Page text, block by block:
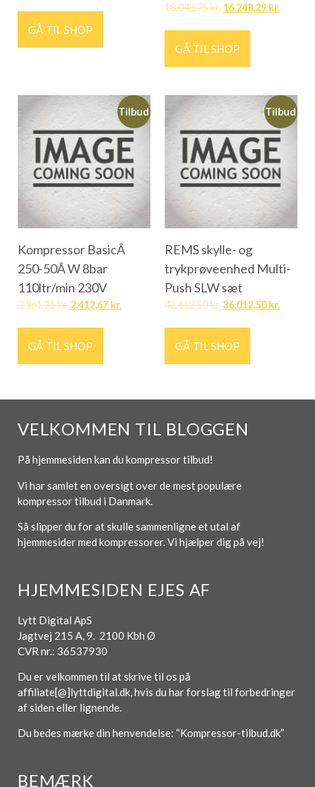
GÅ TIL SHOP
18.048,75kr. 16.248,29 kr.
GÅ TIL SHOP
Tilbud
Kompressor BasicÂ
250-50Â W 8bar
110ltr/min 230V
3.361,25kr. 2.412,67 kr.
GÅ TIL SHOP
Tilbud
REMS skylle- og
trykprøveenhed Multi-
Push SLW sæt
42.612,50kr.36.012,50kr.
GÅ TIL SHOP
VELKOMMEN TIL BLOGGEN
På hjemmesiden kan du kompressor tilbud!
Vi har samlet en oversigt over de mest populære
kompressor tilbud i Danmark.
Så slipper du for at skulle sammenligne et utal af
hjemmesider med kompressorer. Vi hjælper dig på vej!
HJEMMESIDEN EJES AF
Lytt Digital ApS
Jagtvej 215 A, 9. 2100 Kbh Ø
CVR nr.: 36537930
Du er velkommen til at skrive til os på
affiliate[@]lyttdigital.dk, hvis du har forslag til forbedringer
af siden eller lignende.
Du bedes mærke din henvendelse: “Kompressor-tilbud.dk”
BEMÆRK